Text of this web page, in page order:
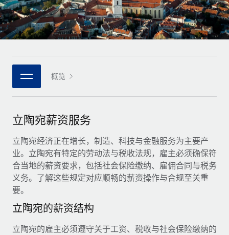
Remote Embedded
将人力资源无缝融入工作流程
团队的内置核心人力资源功能
连接 新的
使用我们的 MCP 将任何人工智能工具与 Remote 平台相连
借助核心业务工具简化流程
服务
咨询专家
背景调查
通过定制化人力资源解决方案扩展团队
企业
与我们携手合作
战略技术合作伙伴
与我们共探合作机遇
Remote Build
即将推出
集成与人工智能自动化咨询
案例研究
案例研究
人力资源术语表
核对表和模板
职位描述库
网络研讨会
活动
新闻室
薪金与人才洞察
洞察中心
获得支持
查看全部资源
Español
Italiano
Português (Portugal)
日本語
한국어
中文（简体）
概览
立陶宛薪资服务
立陶宛经济正在增长，制造、科技与金融服务为主要产
业。立陶宛有特定的劳动法与税收法规，雇主必须确保符
合当地的薪资要求，包括社会保险缴纳、雇佣合同与税务
义务。了解这些规定对应顺畅的薪资操作与合规至关重
要。
立陶宛的薪资结构
立陶宛的雇主必须遵守关于工资、税收与社会保险缴纳的